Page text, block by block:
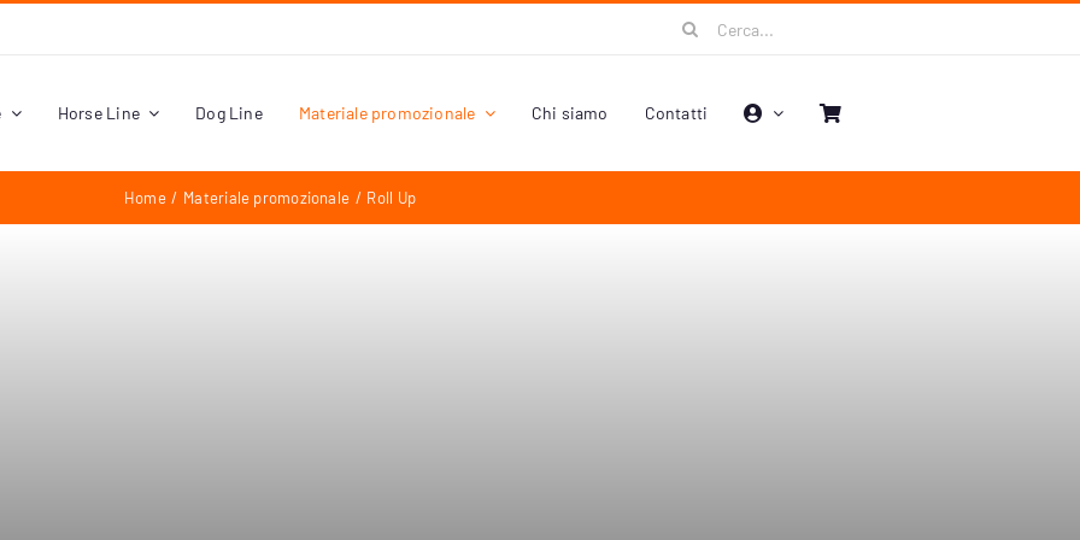
Cerca
Horse Line Dog Line Materiale promozionale Chi siamo Contatti
Home Materiale promozionale Roll Up